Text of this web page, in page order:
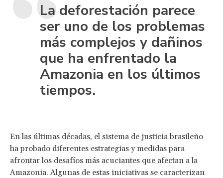
La deforestación parece
ser uno de los problemas
más complejos y dañinos
que ha enfrentado la
Amazonia en los últimos
tiempos.
En las últimas décadas, el sistema de justicia brasileño
ha probado diferentes estrategias y medidas para
afrontar los desafíos más acuciantes que afectan a la
Amazonia. Algunas de estas iniciativas se caracterizan